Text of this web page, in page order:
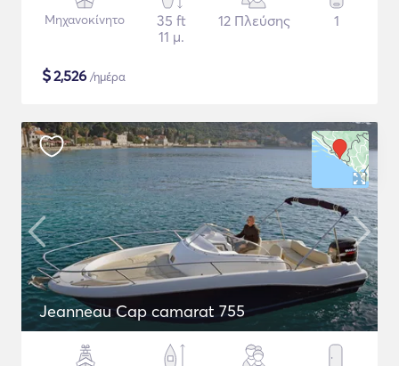
Μηχανοκίνητο
35 ft
11 μ.
12 Πλεύσης 1
$2,526 /ημέρα
Jeanneau Cap camarat 755